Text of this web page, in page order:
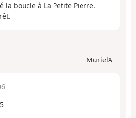
la boucle à La Petite Pierre.
MurielA
5